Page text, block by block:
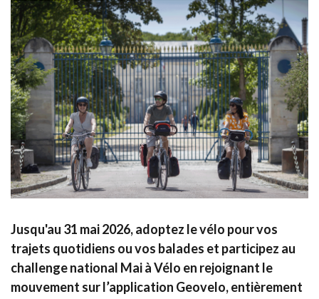
Jusqu'au 31 mai 2026, adoptez le vélo pour vos
trajets quotidiens ou vos balades et participez au
challenge national Mai à Vélo en rejoignant le
mouvement sur l’application Geovelo, entièrement